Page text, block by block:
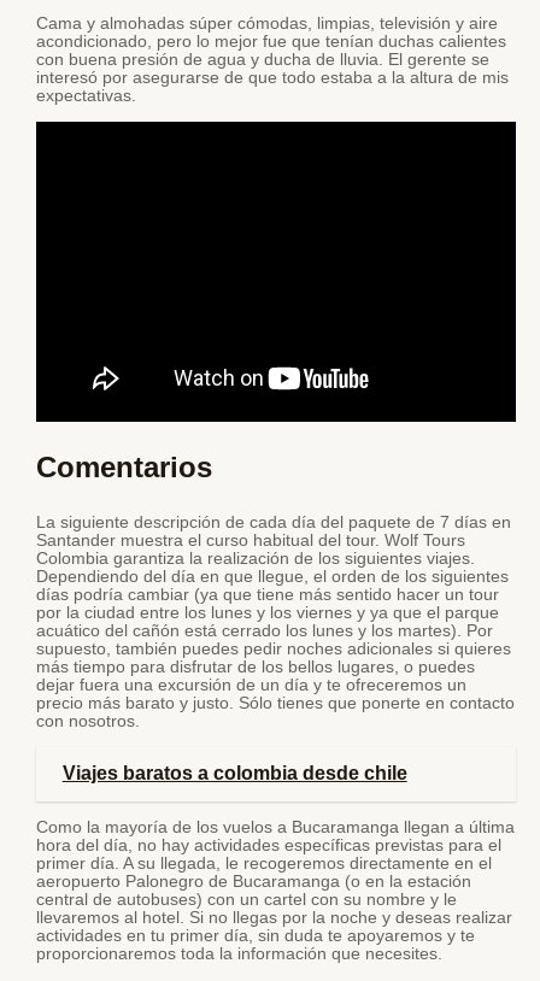
Cama y almohadas súper cómodas, limpias, televisión y aire
acondicionado, pero lo mejor fue que tenían duchas calientes
con buena presión de agua y ducha de lluvia. El gerente se
interesó por asegurarse de que todo estaba a la altura de mis
expectativas.
Comentarios
La siguiente descripción de cada día del paquete de 7 días en
Santander muestra el curso habitual del tour. Wolf Tours
Colombia garantiza la realización de los siguientes viajes.
Dependiendo del día en que llegue, el orden de los siguientes
días podría cambiar (ya que tiene más sentido hacer un tour
por la ciudad entre los lunes y los viernes y ya que el parque
acuático del cañón está cerrado los lunes y los martes). Por
supuesto, también puedes pedir noches adicionales si quieres
más tiempo para disfrutar de los bellos lugares, o puedes
dejar fuera una excursión de un día y te ofreceremos un
precio más barato y justo. Sólo tienes que ponerte en contacto
con nosotros.
Viajes baratos a colombia desde chile
Como la mayoría de los vuelos a Bucaramanga llegan a última
hora del día, no hay actividades específicas previstas para el
primer día. A su llegada, le recogeremos directamente en el
aeropuerto Palonegro de Bucaramanga (o en la estación
central de autobuses) con un cartel con su nombre y le
llevaremos al hotel. Si no llegas por la noche y deseas realizar
actividades en tu primer día, sin duda te apoyaremos y te
proporcionaremos toda la información que necesites.